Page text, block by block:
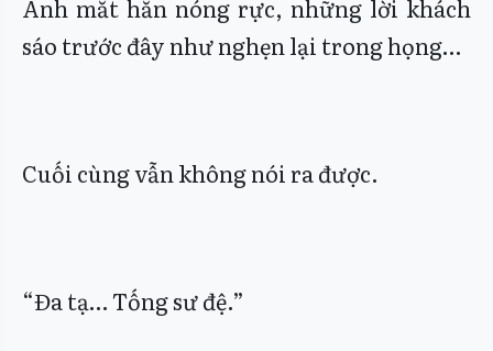
Ánh mắt hắn nóng rực, những lời khách
sáo trước đây như nghẹn lại trong họng…
Cuối cùng vẫn không nói ra được.
“Đa tạ… Tống sư đệ.”